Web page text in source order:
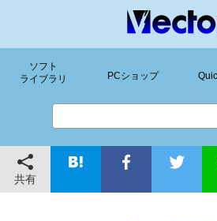
ソフト
ライブラリ
PCショップ
共有